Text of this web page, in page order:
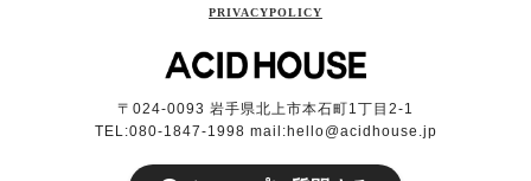
PRIVACYPOLICY
〒024-0093 岩手県北上市本石町1丁目2-1
TEL:080-1847-1998 mail: hello@acidhouse.jp